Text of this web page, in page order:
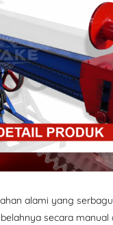
alami yang
secara manual